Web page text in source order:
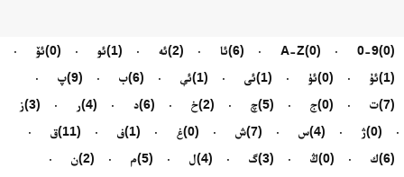
0-9 (0)
A-Z (0) ئا (6) ئە (2) ئو (1) ئۆ
(0)
ئۇ
(1) ئۈ (0) ئى (1) ئې (1) ب (6) پ
(9)
ت
(7) ج (0) چ (5) خ (2) د (6) ر (4) ز
(3)
ژ
(0) س (4) ش (7) غ (0) ف (1) ق
(11)
ك
(6) ڭ (0) گ (3) ل (4) م (5) ن
(2)